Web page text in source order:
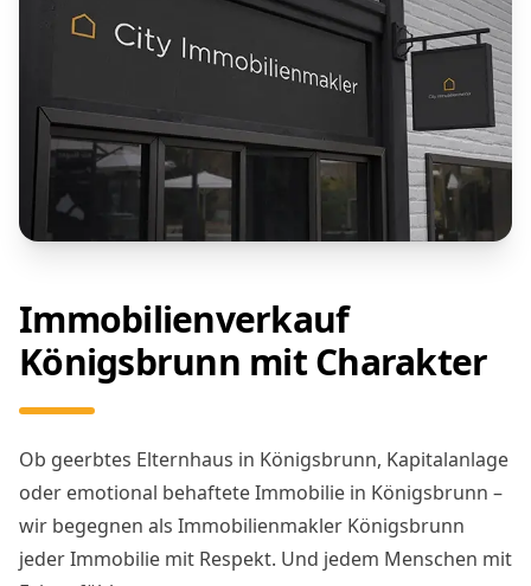
Immobilienverkauf
Königsbrunn mit Charakter
Ob geerbtes Elternhaus in Königsbrunn, Kapitalanlage
oder emotional behaftete Immobilie in Königsbrunn –
wir begegnen als Immobilienmakler Königsbrunn
jeder Immobilie mit Respekt. Und jedem Menschen mit